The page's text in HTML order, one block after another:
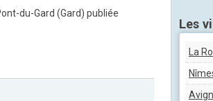
du-Gard (Gard) publiée
Les
La